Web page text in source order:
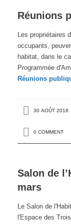
Réunions
Les propriétaires
occupants,
habitat, dans le
Programmée
Réunions
30 AOÛT 2018
0 COMMENT
Salon de
mars
Le Salon de
l'Espace des